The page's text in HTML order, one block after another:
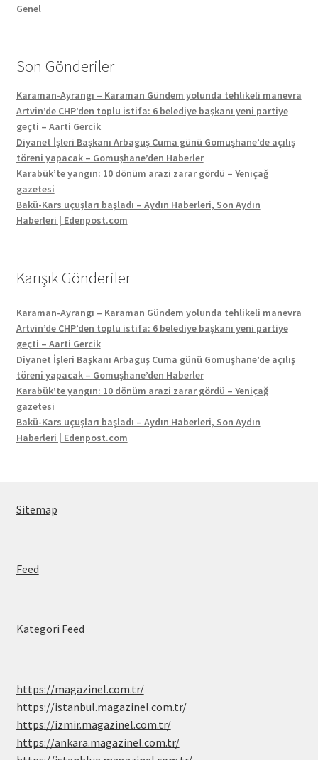
Genel
Son Gönderiler
Karaman-Ayrangı – Karaman Gündem yolunda tehlikeli manevra
Artvin’de CHP’den toplu istifa: 6 belediye başkanı yeni partiye
geçti – Aarti Gercik
Diyanet İşleri Başkanı Arbaguş Cuma günü Gomuşhane’de açılış
töreni yapacak – Gomuşhane’den Haberler
Karabük’te yangın: 10 dönüm arazi zarar gördü – Yeniçağ
gazetesi
Bakü-Kars uçuşları başladı – Aydın Haberleri, Son Aydın
Haberleri | Edenpost.com
Karışık Gönderiler
Karaman-Ayrangı – Karaman Gündem yolunda tehlikeli manevra
Artvin’de CHP’den toplu istifa: 6 belediye başkanı yeni partiye
geçti – Aarti Gercik
Diyanet İşleri Başkanı Arbaguş Cuma günü Gomuşhane’de açılış
töreni yapacak – Gomuşhane’den Haberler
Karabük’te yangın: 10 dönüm arazi zarar gördü – Yeniçağ
gazetesi
Bakü-Kars uçuşları başladı – Aydın Haberleri, Son Aydın
Haberleri | Edenpost.com
Sitemap
Feed
Kategori Feed
https://magazinel.com.tr/
https://istanbul.magazinel.com.tr/
https://izmir.magazinel.com.tr/
https://ankara.magazinel.com.tr/